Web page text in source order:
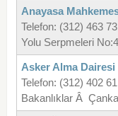
Anayasa
Telefon: (312) 463
Yolu Serpmeleri
Asker Alma Dairesi
Telefon: (312) 402
Bakanlıklar Â